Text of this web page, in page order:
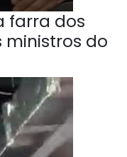
farra dos
ministros do